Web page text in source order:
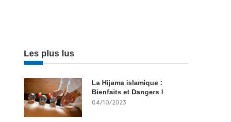
Les plus lus
La Hijama islamique :
Bienfaits et Dangers !
04/10/2023